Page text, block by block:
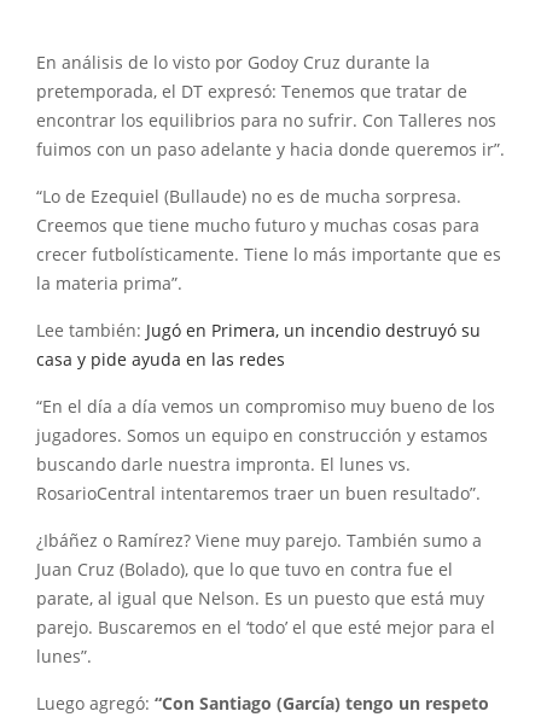
En análisis de lo visto por Godoy Cruz durante la
pretemporada, el DT expresó: Tenemos que tratar de
encontrar los equilibrios para no sufrir. Con Talleres nos
fuimos con un paso adelante y hacia donde queremos ir”.
“Lo de Ezequiel (Bullaude) no es de mucha sorpresa.
Creemos que tiene mucho futuro y muchas cosas para
crecer futbolísticamente. Tiene lo más importante que es
la materia prima”.
Lee también: Jugó en Primera, un incendio destruyó su
casa y pide ayuda en las redes
“En el día a día vemos un compromiso muy bueno de los
jugadores. Somos un equipo en construcción y estamos
buscando darle nuestra impronta. El lunes vs.
RosarioCentral intentaremos traer un buen resultado”.
¿Ibáñez o Ramírez? Viene muy parejo. También sumo a
Juan Cruz (Bolado), que lo que tuvo en contra fue el
parate, al igual que Nelson. Es un puesto que está muy
parejo. Buscaremos en el ‘todo’ el que esté mejor para el
lunes”.
Luego agregó: “Con Santiago (García) tengo un respeto